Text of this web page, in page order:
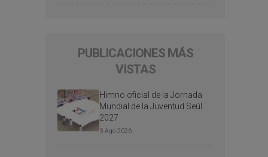
PUBLICACIONES MÁS
VISTAS
Himno oficial de la Jornada
Mundial de la Juventud Seúl
2027
3 Ago 2026